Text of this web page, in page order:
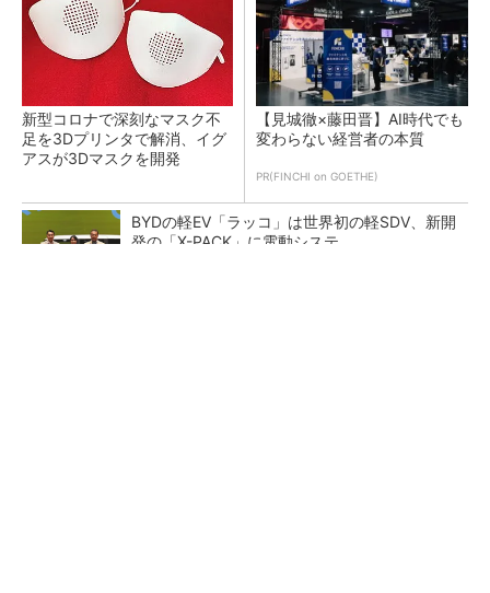
新型コロナで深刻なマスク不
足を3Dプリンタで解消、イグ
アスが3Dマスクを開発
【見城徹×藤田晋】AI時代でも
変わらない経営者の本質
PR(FINCHI on GOETHE)
BYDの軽EV「ラッコ」は世界初の軽SDV、新開
発の「X-PACK」に電動システ...